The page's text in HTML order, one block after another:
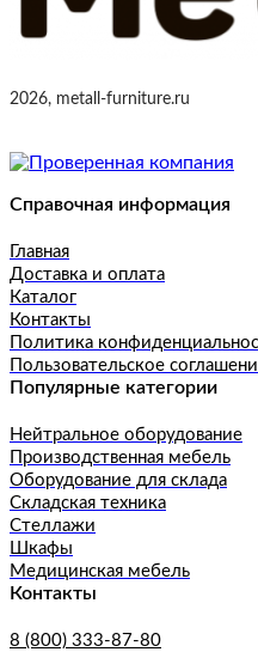
2026, metall-furniture.ru
Справочная информация
Главная
Доставка и оплата
Каталог
Контакты
Политика
Пользовательское
Популярные категории
Нейтральное оборудование
Производственная мебель
Оборудование для склада
Складская техника
Стеллажи
Шкафы
Медицинская мебель
Контакты
8 (800) 333-87-80